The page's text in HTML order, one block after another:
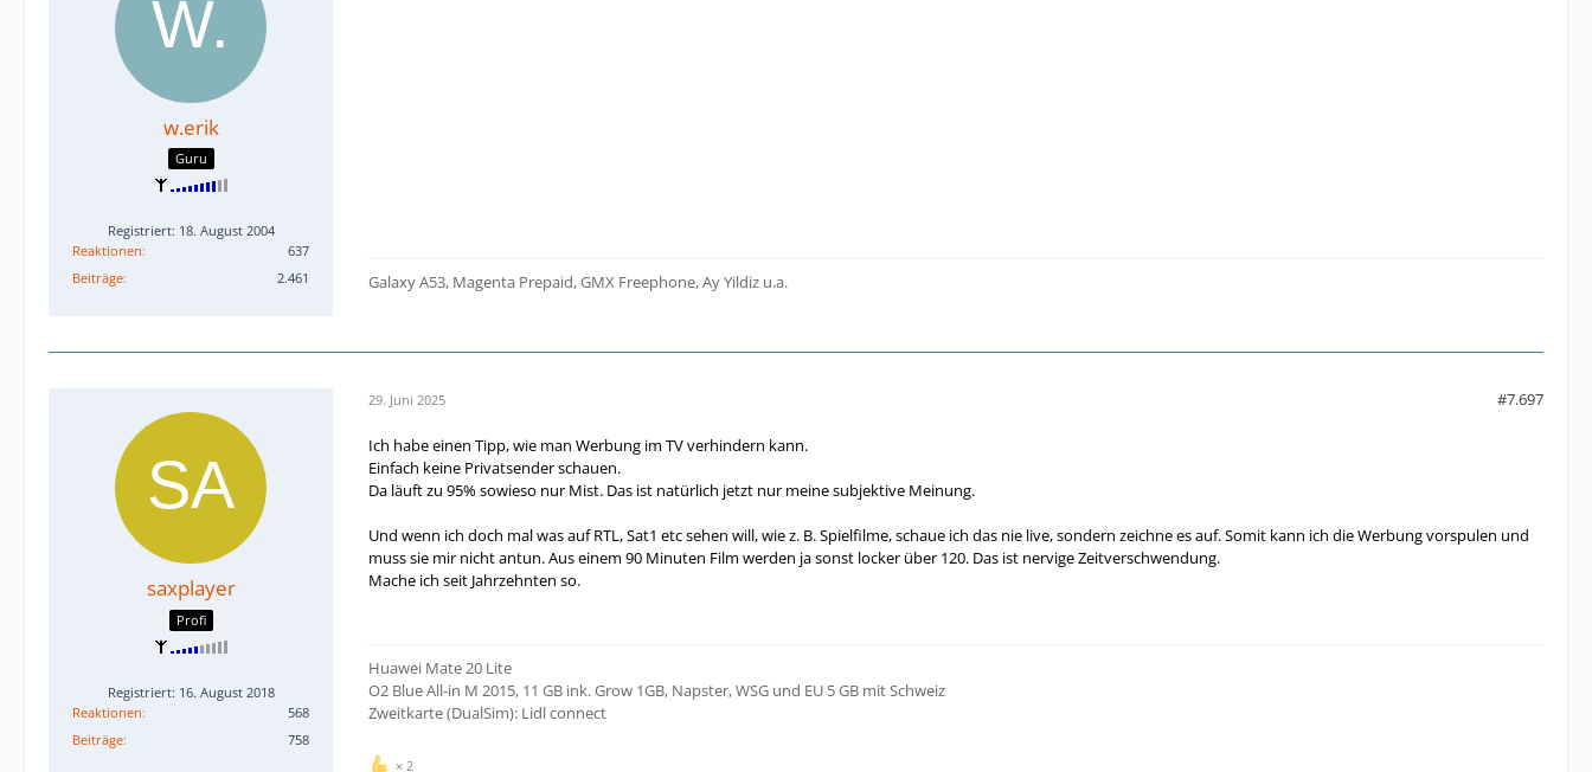
w.erik
Guru
Registriert: 18. August 2004
Reaktionen
637
Beiträge
2.461 Galaxy A53, Magenta Prepaid, GMX Freephone, Ay Yildiz u.a.
saxplayer
Profi
Registriert: 16. August 2018
Reaktionen
568
Beiträge
758
29. Juni 2025 #7.697
Ich habe einen Tipp, wie man Werbung im TV verhindern kann.
Einfach keine Privatsender schauen.
Da läuft zu 95% sowieso nur Mist. Das ist natürlich jetzt nur meine subjektive Meinung.
Und wenn ich doch mal was auf RTL, Sat1 etc sehen will, wie z. B. Spielfilme, schaue ich das nie live, sondern zeichne es auf. Somit kann ich die Werbung vorspulen und
muss sie mir nicht antun. Aus einem 90 Minuten Film werden ja sonst locker über 120. Das ist nervige Zeitverschwendung.
Mache ich seit Jahrzehnten so.
Huawei Mate 20 Lite
O2 Blue All-in M 2015, 11 GB ink. Grow 1GB, Napster, WSG und EU 5 GB mit Schweiz
Zweitkarte (DualSim): Lidl connect
2